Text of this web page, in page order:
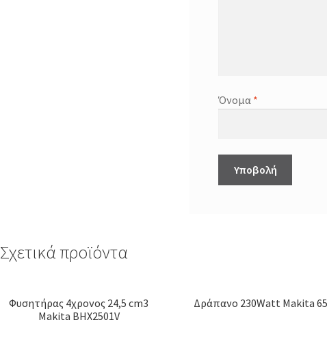
Όνομα *
Σχετικά προϊόντα
Φυσητήρας 4χρονος 24,5 cm3
Makita BHX2501V
Δράπανο 230Watt Makita